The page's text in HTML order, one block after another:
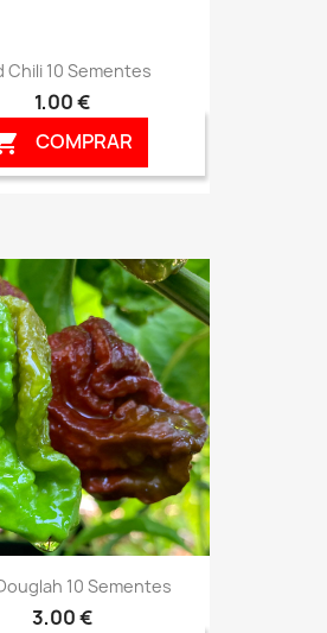
Chili 10 Sementes
1,00 €
COMPRAR
10 Sementes
3,00 €